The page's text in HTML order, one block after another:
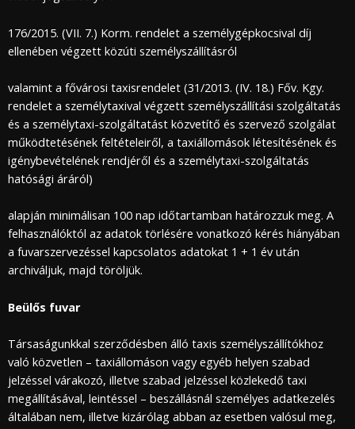
176/2015. (VII. 7.) Korm. rendelet a személygépkocsival díj
ellenében végzett közúti személyszállításról
valamint a fővárosi taxisrendelet (31/2013. (IV. 18.) Főv. Kgy.
rendelet a személytaxival végzett személyszállítási szolgáltatás
és a személytaxi-szolgáltatást közvetítő és szervező szolgálat
működtetésének feltételeiről, a taxiállomások létesítésének és
igénybevételének rendjéről és a személytaxi-szolgáltatás
hatósági áráról)
alapján minimálisan 100 nap időtartamban határozzuk meg. A
felhasználóktól az adatok törlésére vonatkozó kérés hiányában
a fuvarszervezéssel kapcsolatos adatokat 1 + 1 év után
archiváljuk, majd töröljük.
Beülős fuvar
Társaságunkkal szerződésben álló taxis személyszállítókhoz
való közvetlen – taxiállomáson vagy egyéb helyen szabad
jelzéssel várakozó, illetve szabad jelzéssel közlekedő taxi
megállításával, leintéssel – beszállásnál személyes adatkezelés
általában nem, illetve kizárólag abban az esetben valósul meg,